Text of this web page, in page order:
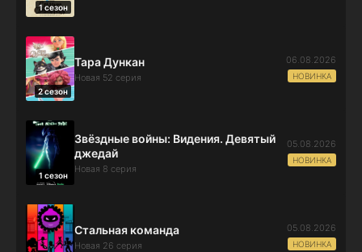
1 сезон
2 сезон
Тара Дункан
Новая 52 серия
06.08.2026
НОВИНКА
1 сезон
Звёздные войны: Видения. Девятый
джедай
Новая 8 серия
05.08.2026
НОВИНКА
Стальная команда
Новая 26 серия
05.08.2026
НОВИНКА